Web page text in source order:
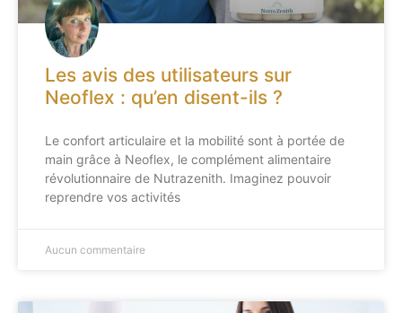
Les avis des utilisateurs sur
Neoflex : qu’en disent-ils ?
Le confort articulaire et la mobilité sont à portée de
main grâce à Neoflex, le complément alimentaire
révolutionnaire de Nutrazenith. Imaginez pouvoir
reprendre vos activités
Aucun commentaire